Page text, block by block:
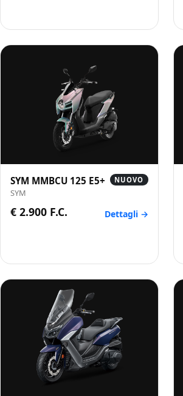
SYM MMBCU 125 E5+
SYM
NUOVO
€ 2.900 F.C. Dettagli →